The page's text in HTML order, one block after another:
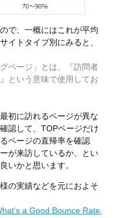
で、一概にはこれが平均
イトタイプ別にみると、
ページ」とは、『訪問者
という意味で使用してお
初に訪れるページが異な
認して、TOPページだけ
ページの直帰率を確認
が来訪しているか、とい
いかと思います。
の実績などを元におよそ
a Good Bounce Rate,